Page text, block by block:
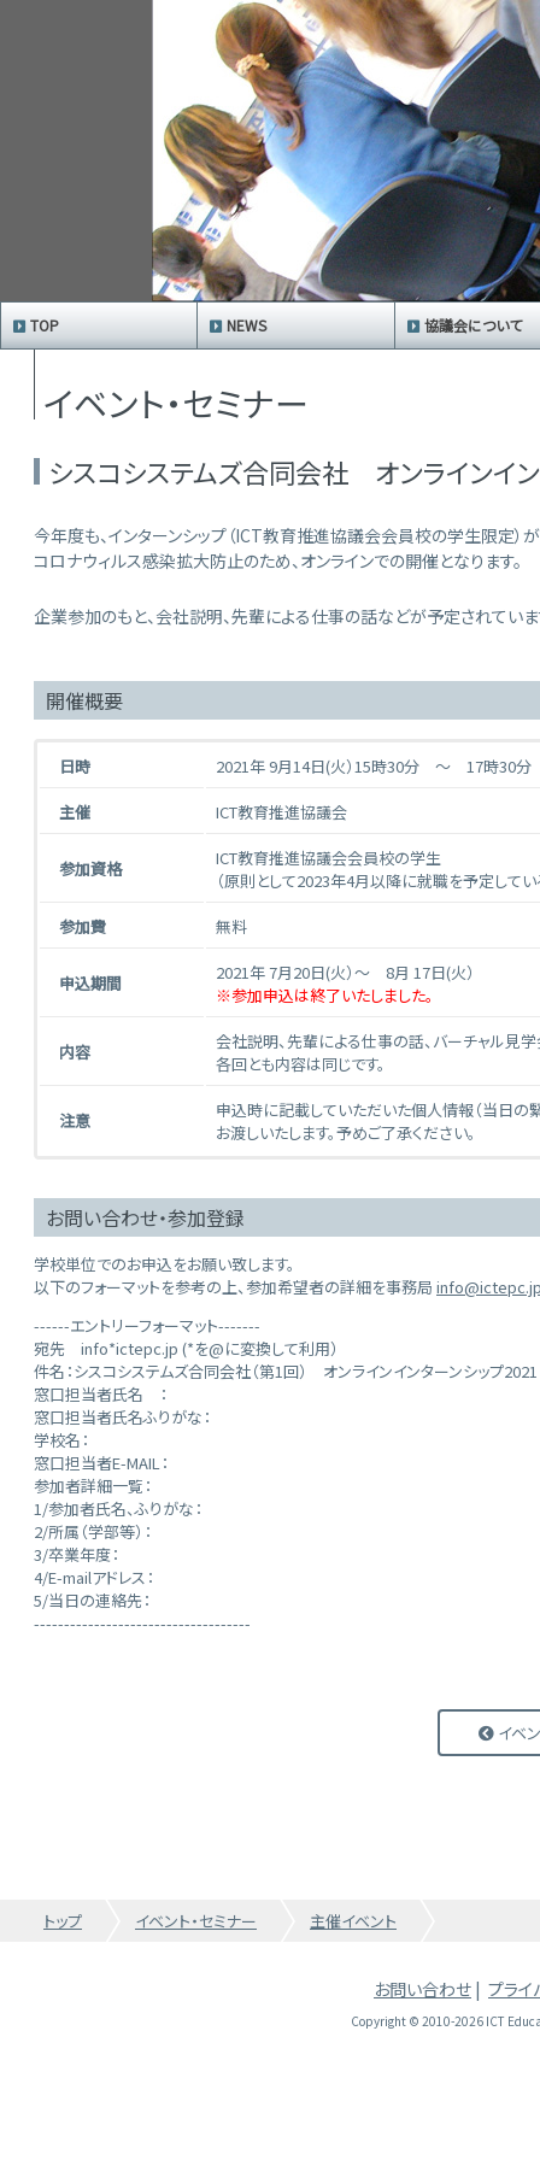
TOP NEWS 協議会について
イベント・セミナー
シスコシステムズ合同会社 オンラインイ
今年度も、インターンシップ（ICT教育推進協議会会員校の学生限定）
コロナウィルス感染拡大防止のため、オンラインでの開催となります。
企業参加のもと、会社説明、先輩による仕事の話などが予定されていま
開催概要
日時
2021年 9月14日(火）15時30分 ～ 17時30分
主催
ICT教育推進協議会
参加資格
ICT教育推進協議会会員校の学生
（原則として2023年4月以降に就職を予定してい
参加費
無料
申込期間
2021年 7月20日(火）〜 8月 17日(火）
※参加申込は終了いたしました。
内容
会社説明、先輩による仕事の話、バーチャル見
各回とも内容は同じです。
注意
申込時に記載していただいた個人情報（当日の
お渡しいたします。予めご了承ください。
お問い合わせ・参加登録
学校単位でのお申込をお願い致します。
以下のフォーマットを参考の上、参加希望者の詳細を事務局
------エントリーフォーマット-------
宛先 info*ictepc.jp (*を@に変換して利用）
件名：シスコシステムズ合同会社（第1回） オンラインインターンシップ
窓口担当者氏名 ：
窓口担当者氏名ふりがな：
学校名：
窓口担当者E-MAIL：
参加者詳細一覧：
1/参加者氏名、ふりがな：
2/所属（学部等）：
3/卒業年度：
4/E-mailアドレス：
5/当日の連絡先：
------------------------------------
イベン
トップ イベント・セミナー 主催イベント
お問い合わせ | プライ
Copyright © 2010-2026 ICT